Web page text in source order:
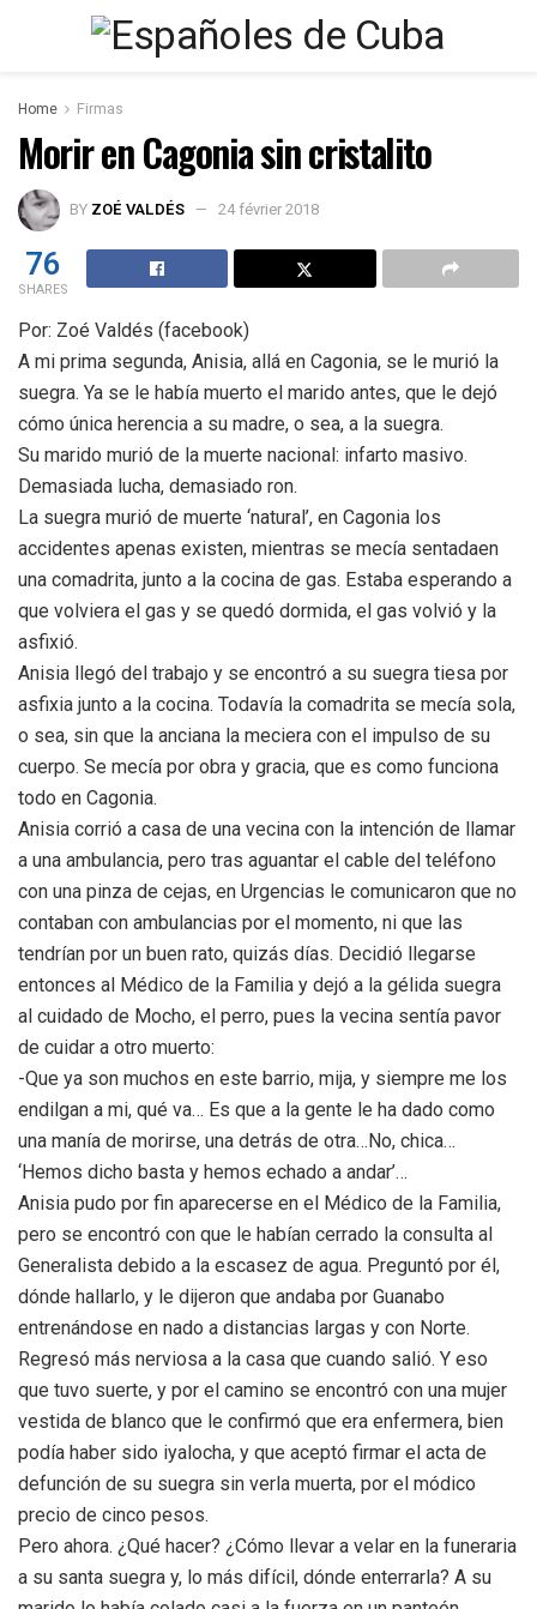
Home Firmas
Morir en Cagonia sin cristalito
BY ZOÉ VALDÉS 24 février 2018
76
SHARES
Por: Zoé Valdés (facebook)
A mi prima segunda, Anisia, allá en Cagonia, se le murió la
suegra. Ya se le había muerto el marido antes, que le dejó
cómo única herencia a su madre, o sea, a la suegra.
Su marido murió de la muerte nacional: infarto masivo.
Demasiada lucha, demasiado ron.
La suegra murió de muerte ‘natural’, en Cagonia los
accidentes apenas existen, mientras se mecía sentadaen
una comadrita, junto a la cocina de gas. Estaba esperando a
que volviera el gas y se quedó dormida, el gas volvió y la
asfixió.
Anisia llegó del trabajo y se encontró a su suegra tiesa por
asfixia junto a la cocina. Todavía la comadrita se mecía sola,
o sea, sin que la anciana la meciera con el impulso de su
cuerpo. Se mecía por obra y gracia, que es como funciona
todo en Cagonia.
Anisia corrió a casa de una vecina con la intención de llamar
a una ambulancia, pero tras aguantar el cable del teléfono
con una pinza de cejas, en Urgencias le comunicaron que no
contaban con ambulancias por el momento, ni que las
tendrían por un buen rato, quizás días. Decidió llegarse
entonces al Médico de la Familia y dejó a la gélida suegra
al cuidado de Mocho, el perro, pues la vecina sentía pavor
de cuidar a otro muerto:
-Que ya son muchos en este barrio, mija, y siempre me los
endilgan a mi, qué va… Es que a la gente le ha dado como
una manía de morirse, una detrás de otra…No, chica…
‘Hemos dicho basta y hemos echado a andar’…
Anisia pudo por fin aparecerse en el Médico de la Familia,
pero se encontró con que le habían cerrado la consulta al
Generalista debido a la escasez de agua. Preguntó por él,
dónde hallarlo, y le dijeron que andaba por Guanabo
entrenándose en nado a distancias largas y con Norte.
Regresó más nerviosa a la casa que cuando salió. Y eso
que tuvo suerte, y por el camino se encontró con una mujer
vestida de blanco que le confirmó que era enfermera, bien
podía haber sido iyalocha, y que aceptó firmar el acta de
defunción de su suegra sin verla muerta, por el módico
precio de cinco pesos.
Pero ahora. ¿Qué hacer? ¿Cómo llevar a velar en la funeraria
a su santa suegra y, lo más difícil, dónde enterrarla? A su